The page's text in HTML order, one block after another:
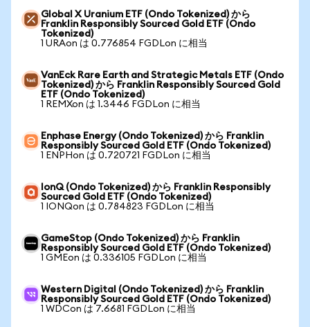
Global X Uranium ETF (Ondo Tokenized) から
Franklin Responsibly Sourced Gold ETF (Ondo
Tokenized)
1 URAon は 0.776854 FGDLon に相当
VanEck Rare Earth and Strategic Metals ETF (Ondo
Tokenized) から Franklin Responsibly Sourced Gold
ETF (Ondo Tokenized)
1 REMXon は 1.3446 FGDLon に相当
Enphase Energy (Ondo Tokenized) から Franklin
Responsibly Sourced Gold ETF (Ondo Tokenized)
1 ENPHon は 0.720721 FGDLon に相当
IonQ (Ondo Tokenized) から Franklin Responsibly
Sourced Gold ETF (Ondo Tokenized)
1 IONQon は 0.784823 FGDLon に相当
GameStop (Ondo Tokenized) から Franklin
Responsibly Sourced Gold ETF (Ondo Tokenized)
1 GMEon は 0.336105 FGDLon に相当
Western Digital (Ondo Tokenized) から Franklin
Responsibly Sourced Gold ETF (Ondo Tokenized)
1 WDCon は 7.6681 FGDLon に相当